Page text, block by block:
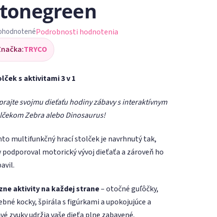
Podrobnosti hodnotenia
TRYCO
s aktivitami 3 v 1
svojmu dieťaťu hodiny zábavy s interaktívnym
Zebra alebo Dinosaurus!
multifunkčný hrací stolček je navrhnutý tak,
podporoval motorický vývoj dieťaťa a zároveň ho
aktivity na každej strane– otočné guľôčky,
kocky, špirála s figúrkami a upokojujúce a